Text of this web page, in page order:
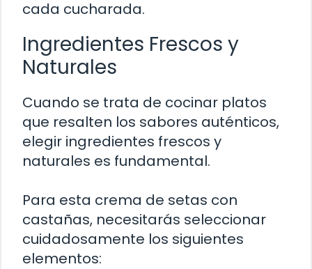
cada cucharada.
Ingredientes Frescos y
Naturales
Cuando se trata de cocinar platos
que resalten los sabores auténticos,
elegir ingredientes frescos y
naturales es fundamental.
Para esta crema de setas con
castañas, necesitarás seleccionar
cuidadosamente los siguientes
elementos: